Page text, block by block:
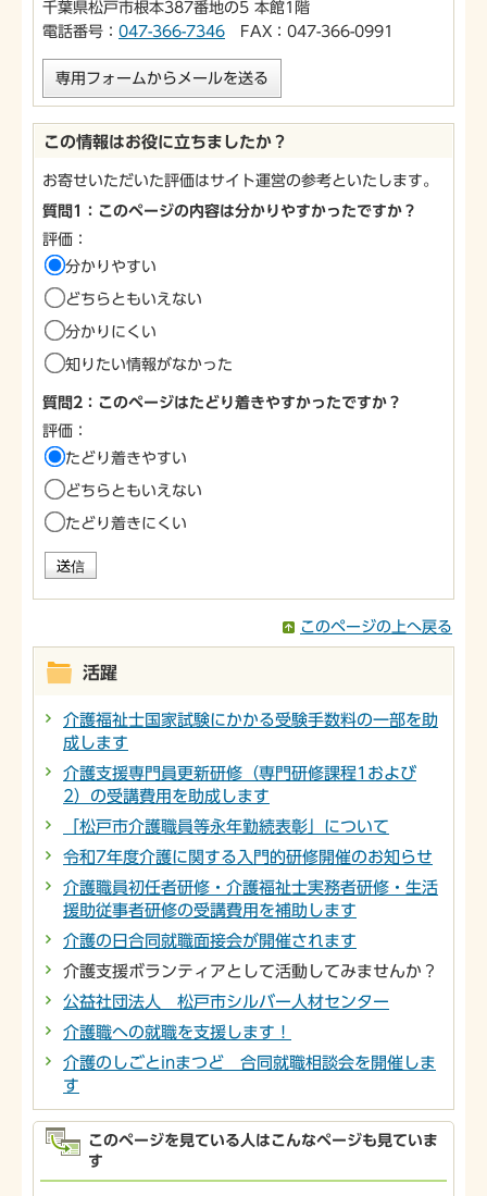
千葉県松戸市根本387番地の5 本館1階
電話番号： 047-366-7346 FAX：047-366-0991
専用フォームからメールを送る
この情報はお役に立ちましたか？
お寄せいただいた評価はサイト運営の参考といたします。
質問1：このページの内容は分かりやすかったですか？
評価：
分かりやすい
どちらともいえない
分かりにくい
知りたい情報がなかった
質問2：このページはたどり着きやすかったですか？
評価：
たどり着きやすい
どちらともいえない
たどり着きにくい
このページの上へ戻る
活躍
介護福祉士国家試験にかかる受験手数料の一部を助
成します
介護支援専門員更新研修（専門研修課程1および
2）の受講費用を助成します
「松戸市介護職員等永年勤続表彰」について
令和7年度介護に関する入門的研修開催のお知らせ
介護職員初任者研修・介護福祉士実務者研修・生活
援助従事者研修の受講費用を補助します
介護の日合同就職面接会が開催されます
介護支援ボランティアとして活動してみませんか？
公益社団法人 松戸市シルバー人材センター
介護職への就職を支援します！
介護のしごとinまつど 合同就職相談会を開催しま
す
このページを見ている人はこんなページも見ていま
す